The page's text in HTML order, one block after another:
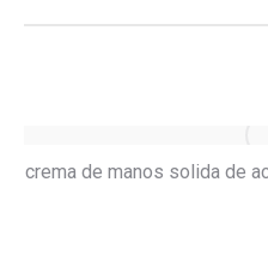
crema de manos solida de